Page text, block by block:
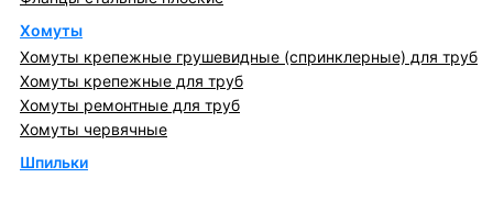
Хомуты
Хомуты крепежные грушевидные (спринклерные) для труб
Хомуты крепежные для труб
Хомуты ремонтные для труб
Хомуты червячные
Шпильки